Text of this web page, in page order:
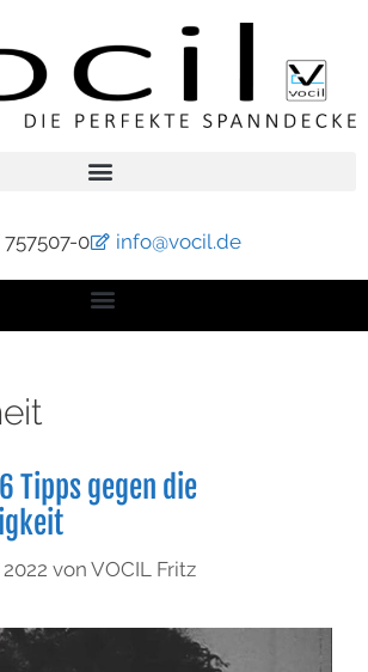
0 info@vocil.de
Tipps gegen die
von VOCIL Fritz